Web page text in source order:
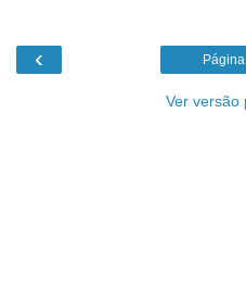
‹
Ver versão